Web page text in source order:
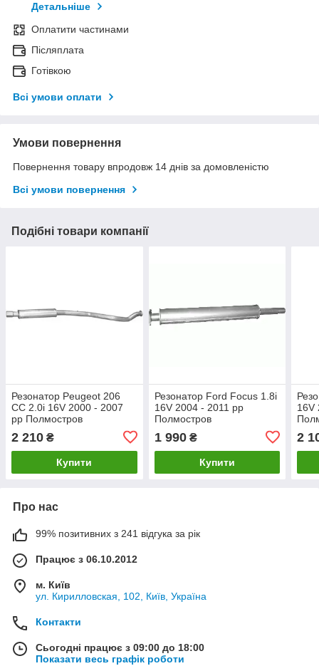
Детальніше
Оплатити частинами
Післяплата
Готівкою
Всі умови оплати
Умови повернення
Повернення товару впродовж 14 днів за домовленістю
Всі умови повернення
Подібні товари компанії
Резонатор Peugeot 206
CC 2.0i 16V 2000 - 2007
рр Полмостров
2 210 ₴
Купити
Резонатор Ford Focus 1.8i
16V 2004 - 2011 рр
Полмостров
1 990₴
Купити
16V
2
Про нас
99% позитивних з 241 відгука за рік
Працює з 06.10.2012
м. Київ
ул. Кирилловская, 102, Київ, Україна
Контакти
Сьогодні працює з 09:00 до 18:00
Показати весь графік роботи